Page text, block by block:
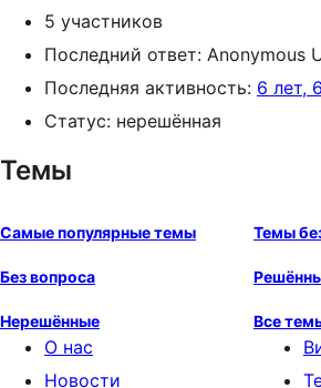
5 участников
Последний ответ: Anonymous
Последняя активность: 6 лет,
Статус: нерешённая
Темы
Самые популярные темы Темы
Без вопроса
Нерешённые Все
О нас
Новости